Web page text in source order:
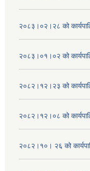
२०८३।०२।२८ को
२०८३।०१।०२ को
२०८२।१२।२३ को
२०८२।१२।०८ को
२०८२।१०। २६ को